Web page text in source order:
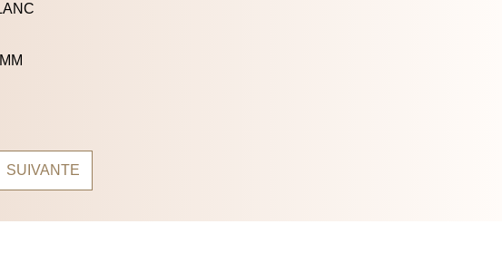
SUIVANTE